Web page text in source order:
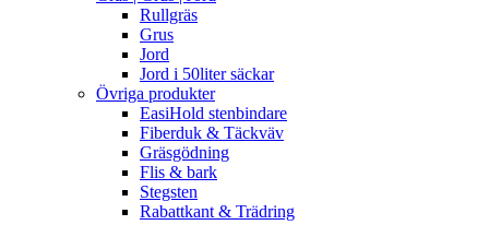
Rullgräs
Grus
Jord
Jord i 50liter säckar
Övriga produkter
EasiHold stenbindare
Fiberduk & Täckväv
Gräsgödning
Flis & bark
Stegsten
Rabattkant & Trädring